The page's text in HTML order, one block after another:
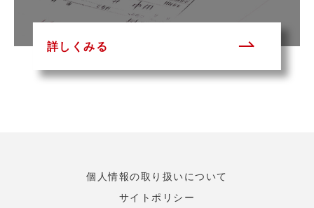
詳しくみる
個人情報の取り扱いについて
サイトポリシー